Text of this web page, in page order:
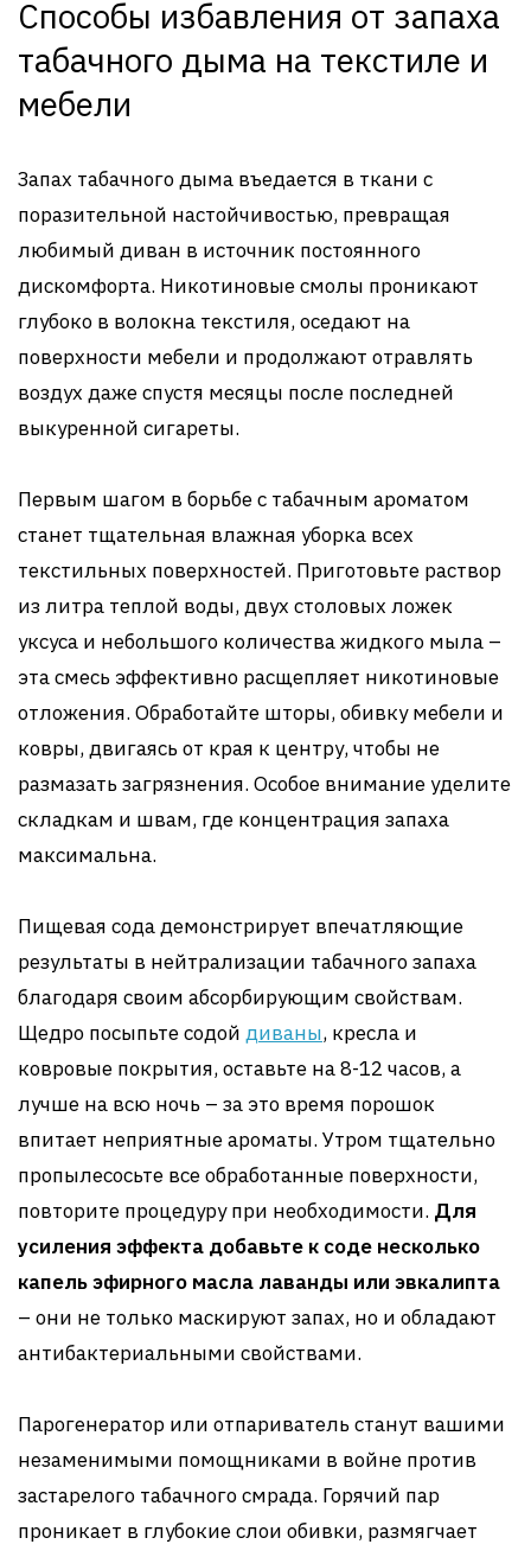
Способы избавления от запаха
табачного дыма на текстиле и
мебели
Запах табачного дыма въедается в ткани с
поразительной настойчивостью, превращая
любимый диван в источник постоянного
дискомфорта. Никотиновые смолы проникают
глубоко в волокна текстиля, оседают на
поверхности мебели и продолжают отравлять
воздух даже спустя месяцы после последней
выкуренной сигареты.
Первым шагом в борьбе с табачным ароматом
станет тщательная влажная уборка всех
текстильных поверхностей. Приготовьте раствор
из литра теплой воды, двух столовых ложек
уксуса и небольшого количества жидкого мыла –
эта смесь эффективно расщепляет никотиновые
отложения. Обработайте шторы, обивку мебели и
ковры, двигаясь от края к центру, чтобы не
размазать загрязнения. Особое внимание уделите
складкам и швам, где концентрация запаха
максимальна.
Пищевая сода демонстрирует впечатляющие
результаты в нейтрализации табачного запаха
благодаря своим абсорбирующим свойствам.
Щедро посыпьте содой диваны, кресла и
ковровые покрытия, оставьте на 8-12 часов, а
лучше на всю ночь – за это время порошок
впитает неприятные ароматы. Утром тщательно
пропылесосьте все обработанные поверхности,
повторите процедуру при необходимости. Для
усиления эффекта добавьте к соде несколько
капель эфирного масла лаванды или эвкалипта
– они не только маскируют запах, но и обладают
антибактериальными свойствами.
Парогенератор или отпариватель станут вашими
незаменимыми помощниками в войне против
застарелого табачного смрада. Горячий пар
проникает в глубокие слои обивки, размягчает